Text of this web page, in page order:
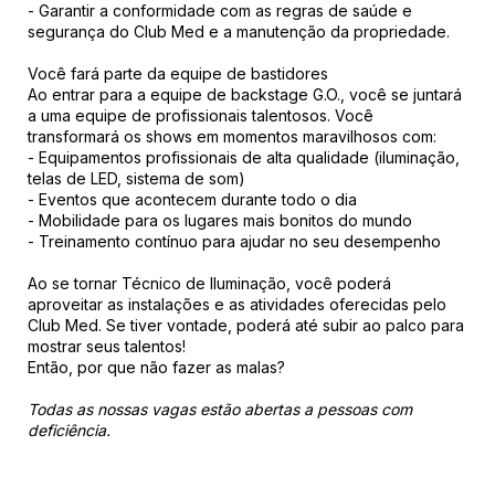
- Garantir a conformidade com as regras de saúde e
segurança do Club Med e a manutenção da propriedade.
Você fará parte da equipe de bastidores
Ao entrar para a equipe de backstage G.O., você se juntará
a uma equipe de profissionais talentosos. Você
transformará os shows em momentos maravilhosos com:
- Equipamentos profissionais de alta qualidade (iluminação,
telas de LED, sistema de som)
- Eventos que acontecem durante todo o dia
- Mobilidade para os lugares mais bonitos do mundo
- Treinamento contínuo para ajudar no seu desempenho
Ao se tornar Técnico de Iluminação, você poderá
aproveitar as instalações e as atividades oferecidas pelo
Club Med. Se tiver vontade, poderá até subir ao palco para
mostrar seus talentos!
Então, por que não fazer as malas?
Todas as nossas vagas estão abertas a pessoas com
deficiência.